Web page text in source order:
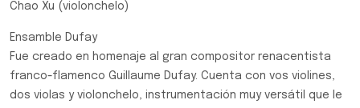
Chao Xu (violonchelo)
Ensamble Dufay
Fue creado en homenaje al gran compositor renacentista
franco-flamenco Guillaume Dufay. Cuenta con vos violines,
dos violas y violonchelo, instrumentación muy versátil que le